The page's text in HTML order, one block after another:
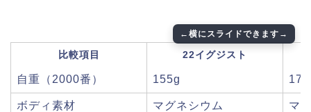
比較項目 22イグジスト
自重（2000番） 155g
ボディ素材 マグネシウム マ